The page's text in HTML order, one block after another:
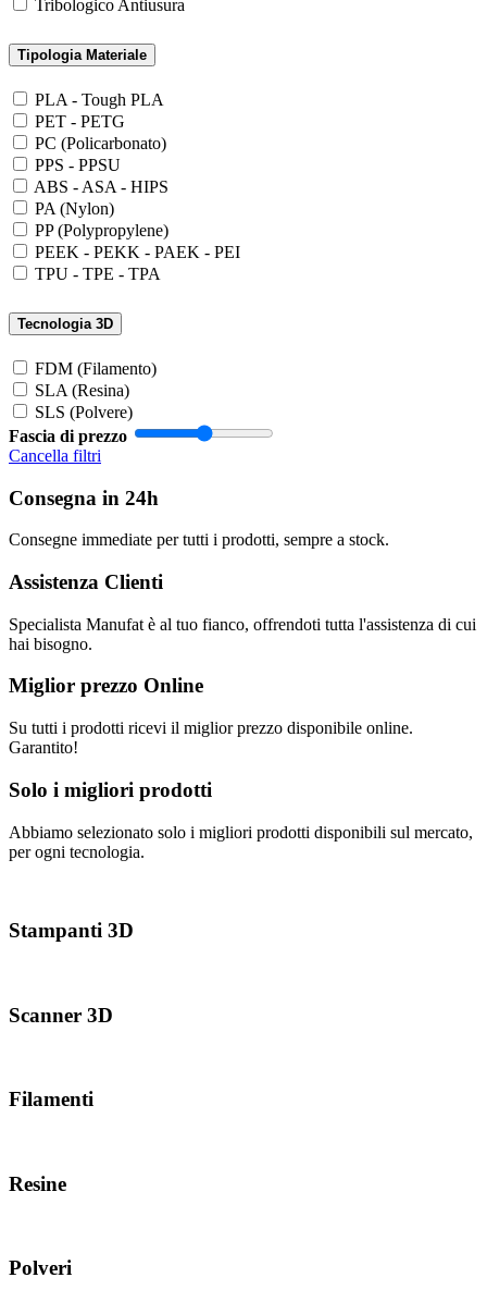
Tribologico Antiusura
Tipologia Materiale
PLA - Tough PLA
PET - PETG
PC (Policarbonato)
PPS - PPSU
ABS - ASA - HIPS
PA (Nylon)
PP (Polypropylene)
PEEK - PEKK - PAEK - PEI
TPU - TPE - TPA
Tecnologia 3D
FDM (Filamento)
SLA (Resina)
SLS (Polvere)
Fascia di prezzo
Cancella filtri
Consegna in 24h
Consegne immediate per tutti i prodotti, sempre a stock.
Assistenza Clienti
Specialista Manufat è al tuo fianco, offrendoti tutta l'assistenza di cui
hai bisogno.
Miglior prezzo Online
Su tutti i prodotti ricevi il miglior prezzo disponibile online.
Garantito!
Solo i migliori prodotti
Abbiamo selezionato solo i migliori prodotti disponibili sul mercato,
per ogni tecnologia.
Stampanti 3D
Scanner 3D
Filamenti
Resine
Polveri